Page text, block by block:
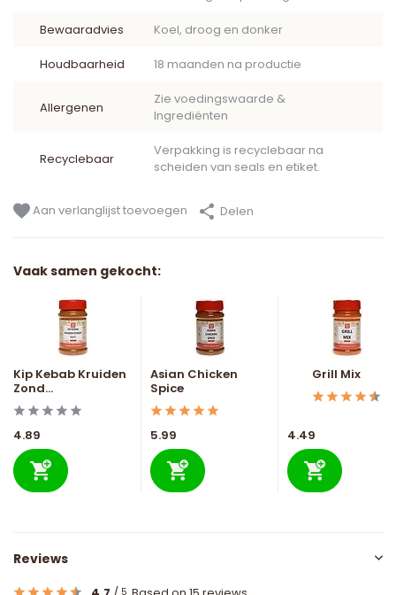
Bewaaradvies Koel, droog en donker
Houdbaarheid 18 maanden na productie
Allergenen
Zie voedingswaarde &
Ingrediënten
Recyclebaar
Verpakking is recyclebaar na
scheiden van seals en etiket.
Aan verlanglijst toevoegen Delen
Vaak samen gekocht:
Kip Kebab Kruiden
Zond...
4.89
Asian Chicken
Spice
5.99
Grill Mix
4.49
Reviews
5